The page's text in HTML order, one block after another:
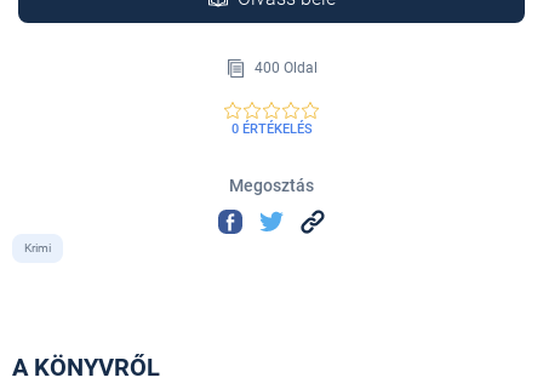
400 Oldal
0 ÉRTÉKELÉS
Megosztás
Krimi
A KÖNYVRŐL